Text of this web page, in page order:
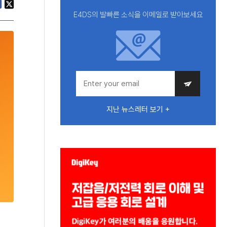
E4DS의 발빠른 소식을 이메일로 받아보세요
지난 뉴스레터 보기 +